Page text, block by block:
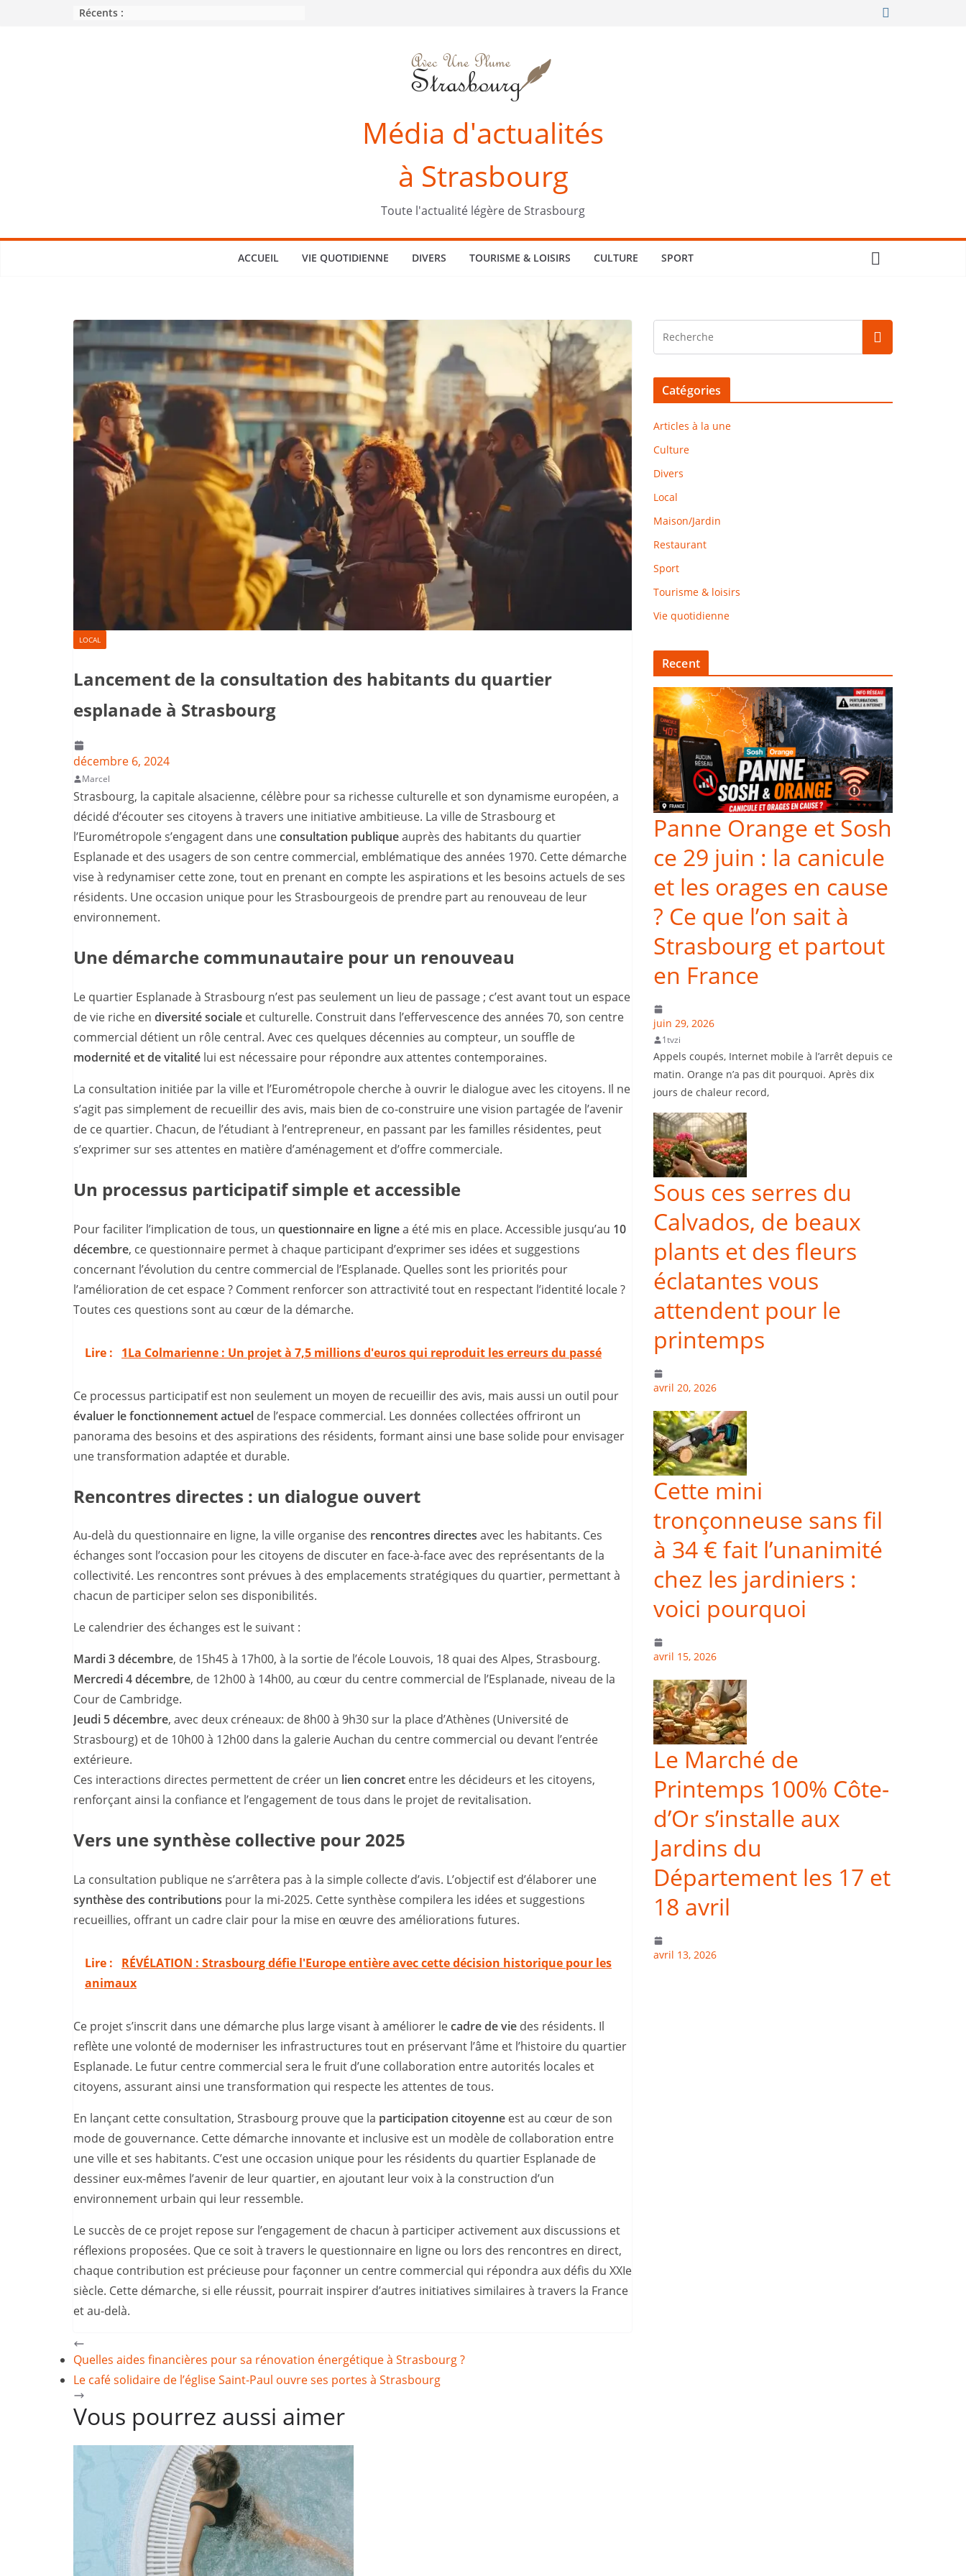
Récents :
Média d'actualités
à Strasbourg
Toute l'actualité légère de Strasbourg
ACCUEIL VIE QUOTIDIENNE DIVERS TOURISME & LOISIRS CULTURE SPORT
LOCAL
Lancement de la consultation des habitants du quartier
esplanade à Strasbourg
décembre 6, 2024
Marcel
Strasbourg, la capitale alsacienne, célèbre pour sa richesse culturelle et son dynamisme européen, a
décidé d’écouter ses citoyens à travers une initiative ambitieuse. La ville de Strasbourg et
l’Eurométropole s’engagent dans uneconsultation publiqueauprès des habitants du quartier
Esplanade et des usagers de son centre commercial, emblématique des années 1970. Cette démarche
vise à redynamiser cette zone, tout en prenant en compte les aspirations et les besoins actuels de ses
résidents. Une occasion unique pour les Strasbourgeois de prendre part au renouveau de leur
environnement.
Une démarche communautaire pour un renouveau
Le quartier Esplanade à Strasbourg n’est pas seulement un lieu de passage ; c’est avant tout un espace
de vie riche en diversité sociale et culturelle. Construit dans l’effervescence des années 70, son centre
commercial détient un rôle central. Avec ces quelques décennies au compteur, un souffle de
modernité et de vitalité lui est nécessaire pour répondre aux attentes contemporaines.
La consultation initiée par la ville et l’Eurométropole cherche à ouvrir le dialogue avec les citoyens. Il ne
s’agit pas simplement de recueillir des avis, mais bien de co-construire une vision partagée de l’avenir
de ce quartier. Chacun, de l’étudiant à l’entrepreneur, en passant par les familles résidentes, peut
s’exprimer sur ses attentes en matière d’aménagement et d’offre commerciale.
Un processus participatif simple et accessible
Pour faciliter l’implication de tous, un questionnaire en lignea été mis en place. Accessible jusqu’au 10
décembre, ce questionnaire permet à chaque participant d’exprimer ses idées et suggestions
concernant l’évolution du centre commercial de l’Esplanade. Quelles sont les priorités pour
l’amélioration de cet espace ? Comment renforcer son attractivité tout en respectant l’identité locale ?
Toutes ces questions sont au cœur de la démarche.
Lire : 1La Colmarienne : Un projet à 7,5 millions d'euros qui reproduit les erreurs du passé
Ce processus participatif est non seulement un moyen de recueillir des avis, mais aussi un outil pour
évaluer le fonctionnement actuel de l’espace commercial. Les données collectées offriront un
panorama des besoins et des aspirations des résidents, formant ainsi une base solide pour envisager
une transformation adaptée et durable.
Rencontres directes : un dialogue ouvert
Au-delà du questionnaire en ligne, la ville organise des rencontres directes avec les habitants. Ces
échanges sont l’occasion pour les citoyens de discuter en face-à-face avec des représentants de la
collectivité. Les rencontres sont prévues à des emplacements stratégiques du quartier, permettant à
chacun de participer selon ses disponibilités.
Le calendrier des échanges est le suivant :
Mardi 3 décembre, de 15h45 à 17h00, à la sortie de l’école Louvois, 18 quai des Alpes, Strasbourg.
Mercredi 4 décembre, de 12h00 à 14h00, au cœur du centre commercial de l’Esplanade, niveau de la
Cour de Cambridge.
Jeudi 5 décembre, avec deux créneaux: de 8h00 à 9h30 sur la place d’Athènes (Université de
Strasbourg) et de 10h00 à 12h00 dans la galerie Auchan du centre commercial ou devant l’entrée
extérieure.
Ces interactions directes permettent de créer un lien concret entre les décideurs et les citoyens,
renforçant ainsi la confiance et l’engagement de tous dans le projet de revitalisation.
Vers une synthèse collective pour 2025
La consultation publique ne s’arrêtera pas à la simple collecte d’avis. L’objectif est d’élaborer une
synthèse des contributions pour la mi-2025. Cette synthèse compilera les idées et suggestions
recueillies, offrant un cadre clair pour la mise en œuvre des améliorations futures.
Lire :
RÉVÉLATION : Strasbourg défie l'Europe entière avec cette décision historique pour les
animaux
Ce projet s’inscrit dans une démarche plus large visant à améliorer lecadre de vie des résidents. Il
reflète une volonté de moderniser les infrastructures tout en préservant l’âme et l’histoire du quartier
Esplanade. Le futur centre commercial sera le fruit d’une collaboration entre autorités locales et
citoyens, assurant ainsi une transformation qui respecte les attentes de tous.
En lançant cette consultation, Strasbourg prouve que la participation citoyenne est au cœur de son
mode de gouvernance. Cette démarche innovante et inclusive est un modèle de collaboration entre
une ville et ses habitants. C’est une occasion unique pour les résidents du quartier Esplanade de
dessiner eux-mêmes l’avenir de leur quartier, en ajoutant leur voix à la construction d’un
environnement urbain qui leur ressemble.
Le succès de ce projet repose sur l’engagement de chacun à participer activement aux discussions et
réflexions proposées. Que ce soit à travers le questionnaire en ligne ou lors des rencontres en direct,
chaque contribution est précieuse pour façonner un centre commercial qui répondra aux défis du XXIe
siècle. Cette démarche, si elle réussit, pourrait inspirer d’autres initiatives similaires à travers la France
et au-delà.
Quelles aides financières pour sa rénovation énergétique à Strasbourg ?
Le café solidaire de l’église Saint-Paul ouvre ses portes à Strasbourg
Vous pourrez aussi aimer
Catégories
Articles à la une
Culture
Divers
Local
Maison/Jardin
Restaurant
Sport
Tourisme & loisirs
Vie quotidienne
Recent
Panne Orange et Sosh
ce 29 juin : la canicule
et les orages en cause
? Ce que l’on sait à
Strasbourg et partout
en France
juin 29, 2026
1tvzi
Appels coupés, Internet mobile à l’arrêt depuis ce
matin. Orange n’a pas dit pourquoi. Après dix
jours de chaleur record,
Sous ces serres du
Calvados, de beaux
plants et des fleurs
éclatantes vous
attendent pour le
printemps
avril 20, 2026
Cette mini
tronçonneuse sans fil
à 34 € fait l’unanimité
chez les jardiniers :
voici pourquoi
avril 15, 2026
Le Marché de
Printemps 100% Côte-
d’Or s’installe aux
Jardins du
Département les 17 et
18 avril
avril 13, 2026